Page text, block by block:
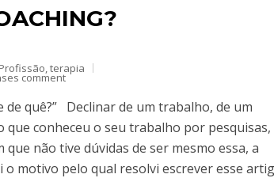
Profissão,terapia
comment
de quê?” Declinar de um trabalho, de um
conheceu o seu trabalho por pesquisas,
não tive dúvidas de ser mesmo essa, a
motivo pelo qual resolvi escrever esse